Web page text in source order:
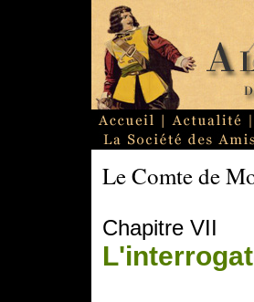
Le Comte de
Chapitre VII